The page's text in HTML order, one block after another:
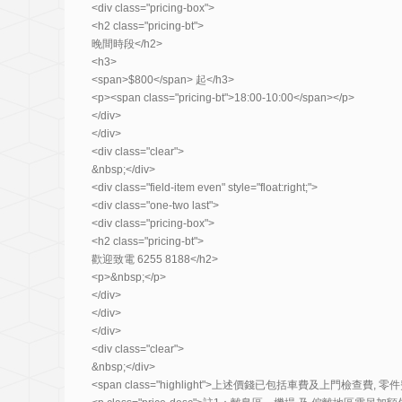
<div class="pricing-box">
<h2 class="pricing-bt">
晚間時段</h2>
<h3>
<span>$800</span> 起</h3>
<p><span class="pricing-bt">18:00-10:00</span></p>
</div>
</div>
<div class="clear">
&nbsp;</div>
<div class="field-item even" style="float:right;">
<div class="one-two last">
<div class="pricing-box">
<h2 class="pricing-bt">
歡迎致電 6255 8188</h2>
<p>&nbsp;</p>
</div>
</div>
</div>
<div class="clear">
&nbsp;</div>
<span class="highlight">上述價錢已包括車費及上門檢查費, 零